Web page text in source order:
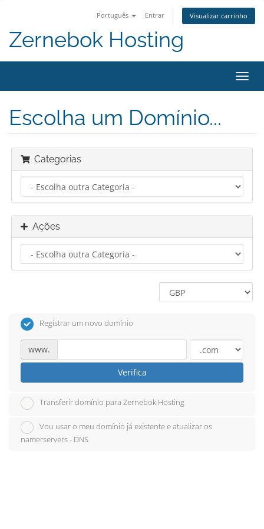
Português Entrar Visualizar carrinho
Zernebok Hosting
Escolha um Domínio...
Categorias
Ações
Registrar um novo domínio
www.
Verifica
Transferir domínio para Zernebok Hosting
Vou usar o meu domínio já existente e atualizar os
namerservers - DNS